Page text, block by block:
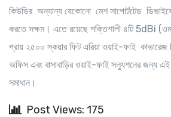
কিউডির অন্যান্য যেকোনো মেশ সাপোর্টটেড
করতে সক্ষম। এতে রয়েছে শক্তিশালী ৪টি 5dBi
প্রায় ২৫০০ স্কয়ার ফিট এরিয়া ওয়াই-ফাই
অফিস এবং বাসাবাড়ির ওয়াই-ফাই সল্যুশনের জন্য এই
সমাধান।
Post Views: 175